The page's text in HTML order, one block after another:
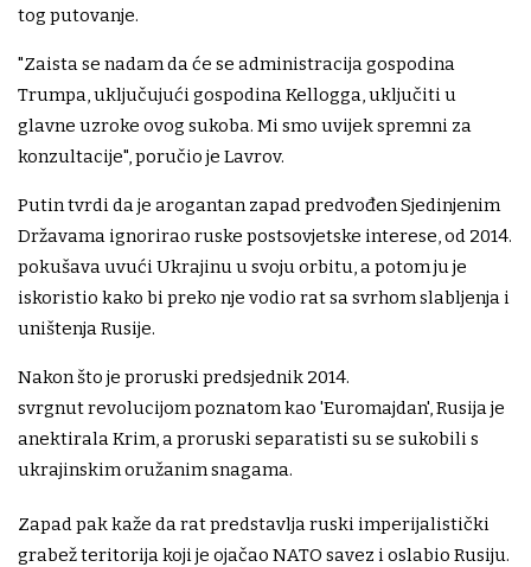
tog putovanje.
"Zaista se nadam da će se administracija gospodina
Trumpa, uključujući gospodina Kellogga, uključiti u
glavne uzroke ovog sukoba. Mi smo uvijek spremni za
konzultacije", poručio je Lavrov.
Putin tvrdi da je arogantan zapad predvođen Sjedinjenim
Državama ignorirao ruske postsovjetske interese, od 2014.
pokušava uvući Ukrajinu u svoju orbitu, a potom ju je
iskoristio kako bi preko nje vodio rat sa svrhom slabljenja i
uništenja Rusije.
Nakon što je proruski predsjednik 2014.
svrgnut revolucijom poznatom kao 'Euromajdan', Rusija je
anektirala Krim, a proruski separatisti su se sukobili s
ukrajinskim oružanim snagama.
Zapad pak kaže da rat predstavlja ruski imperijalistički
grabež teritorija koji je ojačao NATO savez i oslabio Rusiju.